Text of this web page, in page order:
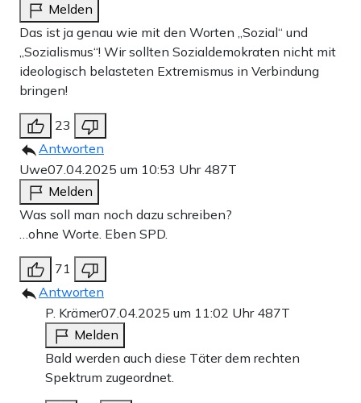
Melden
Das ist ja genau wie mit den Worten „Sozial“ und
„Sozialismus“! Wir sollten Sozialdemokraten nicht mit
ideologisch belasteten Extremismus in Verbindung
bringen!
23
Antworten
Uwe07.04.2025 um 10:53 Uhr 487T
Melden
Was soll man noch dazu schreiben?
…ohne Worte. Eben SPD.
71
Antworten
P. Krämer07.04.2025 um 11:02 Uhr 487T
Melden
Bald werden auch diese Täter dem rechten
Spektrum zugeordnet.